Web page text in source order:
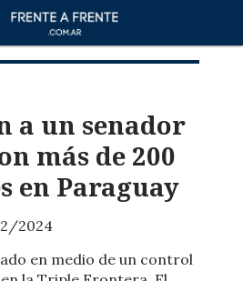
a un senador
más de 200
en Paraguay
en medio de un control
2024